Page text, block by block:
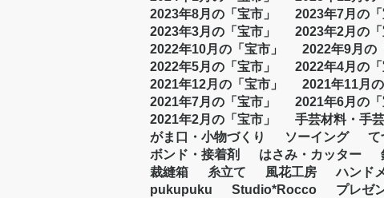
2023年8月の「宝市」
2023年7月の「
2023年3月の「宝市」
2023年2月の「
2022年10月の「宝市」
2022年9月の
2022年5月の「宝市」
2022年4月の「
2021年12月の「宝市」
2021年11月の
2021年7月の「宝市」
2021年6月の「
2021年2月の「宝市」
手芸材料・手
がま口・小物づくり
ソーイング て
ボンド・接着剤
はさみ・カッター
裁縫箱
糸立て 風花工房 ハンド
pukupuku
Studio*Rocco プレゼ